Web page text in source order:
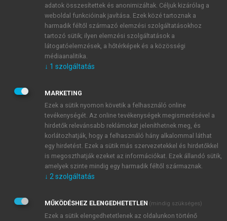
E-MAIL-CÍM
JELSZÓ
JELSZÓ ÚJRA
Kérek értesítést a MeRSZ újdonságairól, akcióiról.
Kérek értesítést az Akadémiai Kiadó Zrt. újdonságairól,
Adatkezelési tájékoztatóbanfoglaltakat tudomásul
veszem és elfogadom.
adatok összesítettek és anonimizáltak. Céljuk kizárólag a
weboldal funkcióinak javítása. Ezek közé tartoznak a
harmadik féltől származó elemzési szolgáltatásokhoz
tartozó sütik; ilyen elemzési szolgáltatások a
látogatóelemzések, a hőtérképek és a közösségi
médiaanalitika.
↓ 1 szolgáltatás
MARKETING
Ezek a sütik nyomon követik a felhasználó online
tevékenységét. Az online tevékenységek megismerésével a
hirdetők relevánsabb reklámokat jeleníthetnek meg, és
korlátozhatják, hogy a felhasználó hány alkalommal láthat
egy hirdetést. Ezek a sütik más szervezetekkel és hirdetőkkel
is megoszthatják ezeket az információkat. Ezek állandó sütik,
amelyek szinte mindig egy harmadik féltől származnak.
↓ 2 szolgáltatás
MŰKÖDÉSHEZ ELENGEDHETETLEN (mindig szükséges)
Ezek a sütik elengedhetetlenek az oldalunkon történő